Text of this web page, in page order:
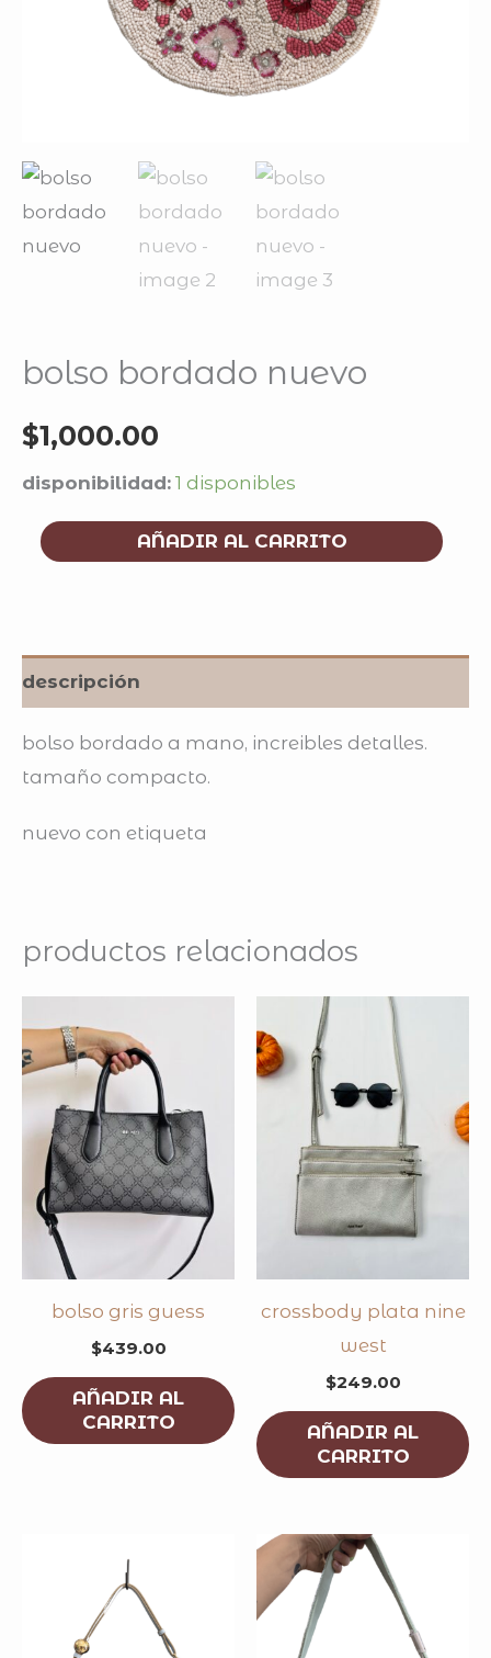
bolso bordado nuevo
$1,000.00
disponibilidad: 1 disponibles
AÑADIR AL CARRITO
descripción
bolso bordado a mano, increibles detalles.
tamaño compacto.
nuevo con etiqueta
productos relacionados
bolso gris guess
$439.00
AÑADIR AL
CARRITO
crossbody plata nine
west
$249.00
AÑADIR AL
CARRITO